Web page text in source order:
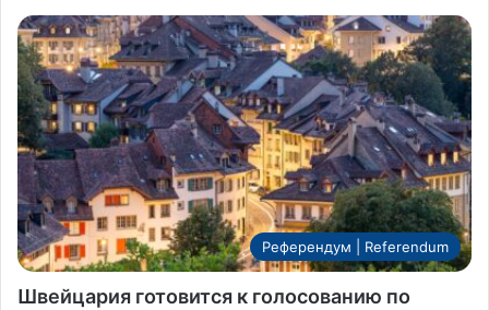
Референдум | Referendum
Швейцария готовится к голосованию по